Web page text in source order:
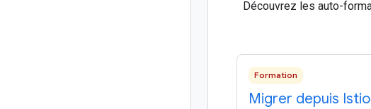
Découvrez les auto-
Formation
Migrer depuis Istio